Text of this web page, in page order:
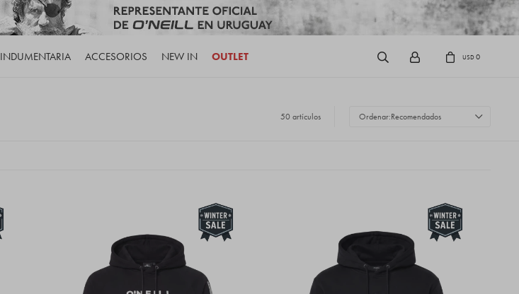
INDUMENTARIA ACCESORIOS NEW IN OUTLET USD0
50 artículos Recomendados